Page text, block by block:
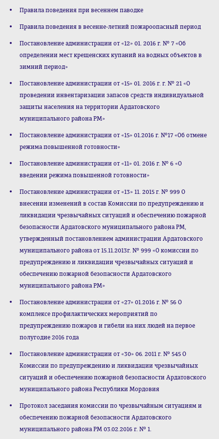
Правила поведения при весеннем паводке
Правила поведения в весенне-летний пожароопасный период
Постановление администрации от «12» 01. 2016 г. № 7 «Об
определении мест крещенских купаний на водных объектов в
зимний период»
Постановление администрации от «15» 01. 2016 г. г. № 21 «О
проведении инвентаризации запасов средств индивидуальной
защиты населения на территории Ардатовского
муниципального района РМ»
Постановление администрации от «15» 01.2016 г. №17 «Об отмене
режима повышенной готовности»
Постановление администрации от «11» 01. 2016 г. № 6 «О
введении режима повышенной готовности»
Постановление администрации от «13» 11. 2015 г. № 999 О
внесении изменений в состав Комиссии по предупреждению и
ликвидации чрезвычайных ситуаций и обеспечению пожарной
безопасности Ардатовского муниципального района РМ,
утвержденный постановлением администрации Ардатовского
муниципального района от 15.11.2013г. № 999 «О комиссии по
предупреждению и ликвидации чрезвычайных ситуаций и
обеспечению пожарной безопасности Ардатовского
муниципального района РМ»
Постановление администрации от «27» 01.2016 г. № 56 О
комплексе профилактических мероприятий по
предупреждению пожаров и гибели на них людей на первое
полугодие 2016 года
Постановление администрации от «30» 06. 2011 г. № 545 О
Комиссии по предупреждению и ликвидации чрезвычайных
ситуаций и обеспечению пожарной безопасности Ардатовского
муниципального района Республики Мордовия
Протокол заседания комиссии по чрезвычайным ситуациям и
обеспечению пожарной безопасности Ардатовского
муниципального района РМ 03.02.2016 г. № 1.